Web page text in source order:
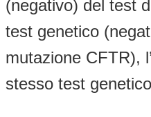
(negativo) del test
test genetico
mutazione CFTR),
stesso test